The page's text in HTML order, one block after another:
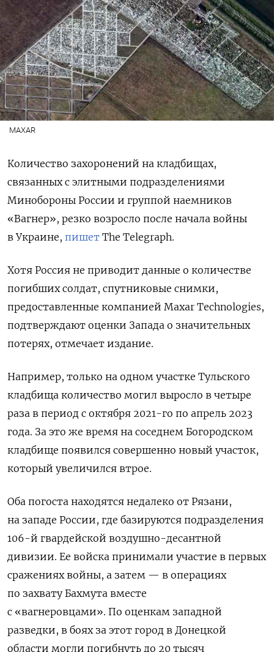
MAXAR
Количество захоронений на кладбищах,
связанных с элитными подразделениями
Минобороны России и группой наемников
«Вагнер», резко возросло после начала войны
в Украине, пишет The Telegraph.
Хотя Россия не приводит данные о количестве
погибших солдат, спутниковые снимки,
предоставленные компанией Maxar Technologies,
подтверждают оценки Запада о значительных
потерях, отмечает издание.
Например, только на одном участке Тульского
кладбища количество могил выросло в четыре
раза в период с октября 2021-го по апрель 2023
года. За это же время на соседнем Богородском
кладбище появился совершенно новый участок,
который увеличился втрое.
Оба погоста находятся недалеко от Рязани,
на западе России, где базируются подразделения
106-й гвардейской воздушно-десантной
дивизии. Ее войска принимали участие в первых
сражениях войны, а затем — в операциях
по захвату Бахмута вместе
с «вагнеровцами». По оценкам западной
разведки, в боях за этот город в Донецкой
области могли погибнуть до 20 тысяч